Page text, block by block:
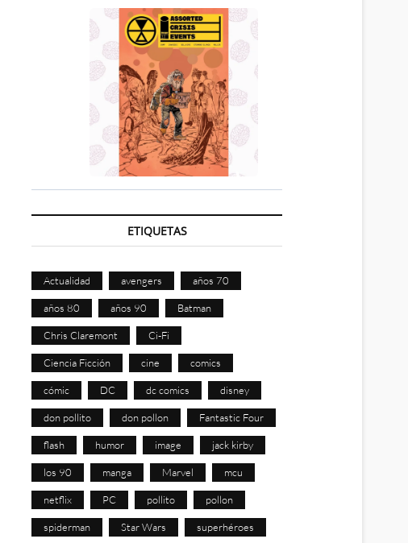
ETIQUETAS
Actualidad avengers años 70
años 80 años 90 Batman
Chris Claremont Ci-Fi
Ciencia Ficción cine comics
cómic DC dc comics disney
don pollito don pollon Fantastic Four
flash humor image jack kirby
los 90 manga Marvel mcu
netflix PC pollito pollon
spiderman Star Wars superhéroes